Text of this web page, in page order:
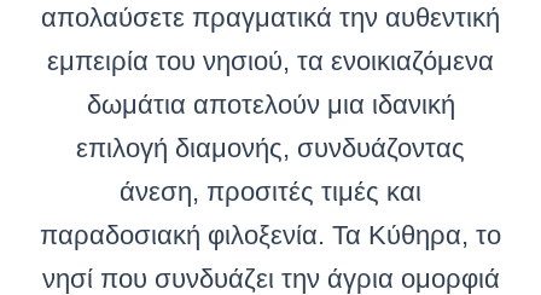
απολαύσετε πραγματικά την αυθεντική
εμπειρία του νησιού, τα ενοικιαζόμενα
δωμάτια αποτελούν μια ιδανική
επιλογή διαμονής, συνδυάζοντας
άνεση, προσιτές τιμές και
παραδοσιακή φιλοξενία. Τα Κύθηρα, το
νησί που συνδυάζει την άγρια ομορφιά